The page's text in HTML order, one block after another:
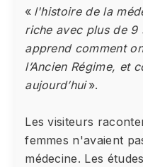
« l'histoire de la
riche avec plus de
apprend comment
l’Ancien Régime, et
aujourd’hui».
Les visiteurs
femmes n'avaient
médecine. Les